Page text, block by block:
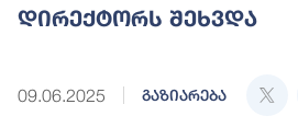
დირექტორს შეხვდა
09.06.2025 გაზიარება